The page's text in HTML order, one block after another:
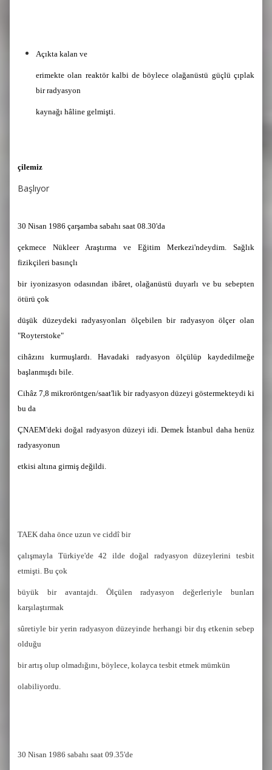
Açıkta kalan ve
erimekte olan reaktör kalbi de böylece olağanüstü güçlü çıplak
bir radyasyon
kaynağı hâline gelmişti.
çilemiz
Başlıyor
30 Nisan 1986 çarşamba sabahı saat 08.30'da
çekmece Nükleer Araştırma ve Eğitim Merkezi'ndeydim. Sağlık
fizikçileri basınçlı
bir iyonizasyon odasından ibâret, olağanüstü duyarlı ve bu sebepten
ötürü çok
düşük düzeydeki radyasyonları ölçebilen bir radyasyon ölçer olan
"Royterstoke"
cihâzını kurmuşlardı. Havadaki radyasyon ölçülüp kaydedilmeğe
başlanmışdı bile.
Cihâz 7,8 mikroröntgen/saat'lik bir radyasyon düzeyi göstermekteydi ki
bu da
ÇNAEM'deki doğal radyasyon düzeyi idi. Demek İstanbul daha henüz
radyasyonun
etkisi altına girmiş değildi.
TAEK daha önce uzun ve ciddî bir
çalışmayla Türkiye'de 42 ilde doğal radyasyon düzeylerini tesbit
etmişti. Bu çok
büyük bir avantajdı. Ölçülen radyasyon değerleriyle bunları
karşılaştırmak
sûretiyle bir yerin radyasyon düzeyinde herhangi bir dış etkenin sebep
olduğu
bir artış olup olmadığını, böylece, kolayca tesbit etmek mümkün
olabiliyordu.
30 Nisan 1986 sabahı saat 09.35'de